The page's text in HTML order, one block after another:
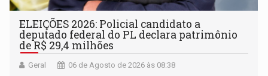
ELEIÇÕES 2026: Policial candidato a
deputado federal do PL declara patrimônio
de R$ 29,4 milhões
Geral 06 de Agosto de 2026 às 08:38